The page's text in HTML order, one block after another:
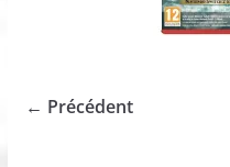
← Précédent